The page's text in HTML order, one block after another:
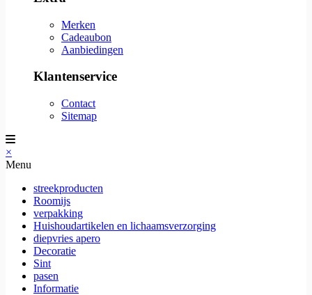
Merken
Cadeaubon
Aanbiedingen
Klantenservice
Contact
Sitemap
×
Menu
streekproducten
Roomijs
verpakking
Huishoudartikelen en lichaamsverzorging
diepvries apero
Decoratie
Sint
pasen
Informatie